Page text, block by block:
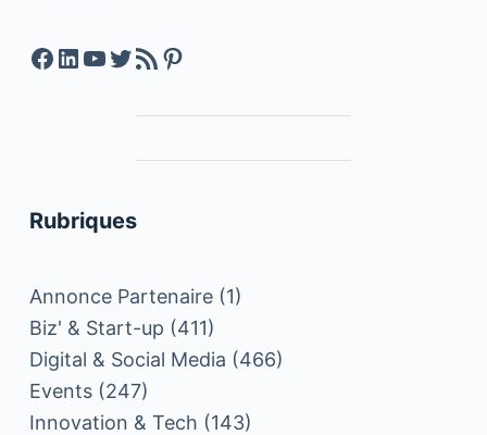
Facebook
LinkedIn
YouTube
Twitter
Feed RSSPinterest
Rubriques
Annonce Partenaire(1)
Biz' & Start-up (411)
Digital & Social Media (466)
Events(247)
Innovation & Tech (143)